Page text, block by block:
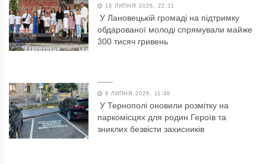
16 ЛИПНЯ 2026, 22:31
У Лановецькій громаді на підтримку
обдарованої молоді спрямували майже
300 тисяч гривень
9 ЛИПНЯ 2026, 11:46
У Тернополі оновили розмітку на
паркомісцях для родин Героїв та
зниклих безвісти захисників